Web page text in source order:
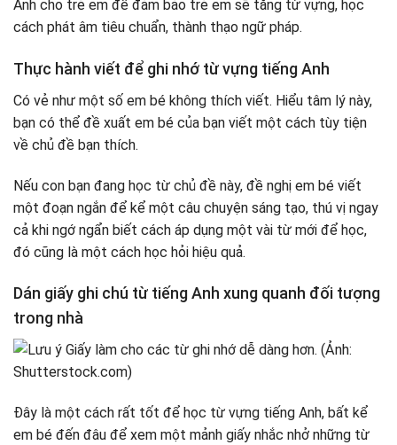
Anh cho trẻ em để đảm bảo trẻ em sẽ tăng từ vựng, học
cách phát âm tiêu chuẩn, thành thạo ngữ pháp.
Thực hành viết để ghi nhớ từ vựng tiếng Anh
Có vẻ như một số em bé không thích viết. Hiểu tâm lý này,
bạn có thể đề xuất em bé của bạn viết một cách tùy tiện
về chủ đề bạn thích.
Nếu con bạn đang học từ chủ đề này, đề nghị em bé viết
một đoạn ngắn để kể một câu chuyện sáng tạo, thú vị ngay
cả khi ngớ ngẩn biết cách áp dụng một vài từ mới để học,
đó cũng là một cách học hỏi hiệu quả.
Dán giấy ghi chú từ tiếng Anh xung quanh đối tượng
trong nhà
Đây là một cách rất tốt để học từ vựng tiếng Anh, bất kể
em bé đến đâu để xem một mảnh giấy nhắc nhở những từ